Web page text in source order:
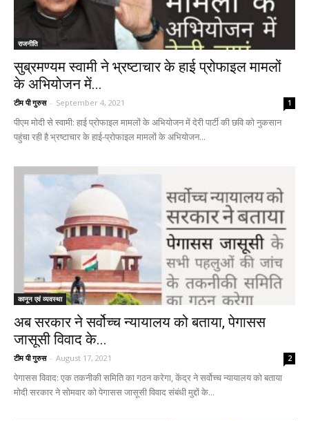
राजनीति
सुब्रमण्यम स्वामी ने भ्रष्टाचार के हाई प्रोफाइल मामलों
के अभियोजन में...
टीम पी गुरुस - September 4, 2021 1
पीएम मोदी से स्वामी: हाई प्रोफाइल मामलों के अभियोजन में देरी पार्टी की छवि को नुकसान
पहुंचा रही है भ्रष्टाचार के हाई-प्रोफाइल मामलों के अभियोजन...
कानून एवं व्यवस्था
अब सरकार ने सर्वोच्च न्यायालय को बताया, पेगासस
जासूसी विवाद के...
टीम पी गुरुस - August 17, 2021 2
पेगासस विवाद: एक तकनीकी समिति का गठन करेगा, केंद्र ने सर्वोच्च न्यायालय को बताया
मोदी सरकार ने सोमवार को पेगासस जासूसी विवाद संबंधी मुद्दों के...